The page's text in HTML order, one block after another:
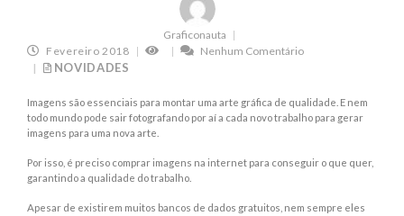
Graficonauta
Fevereiro 2018
Nenhum Comentário
NOVIDADES
Imagens são essenciais para montar uma arte gráfica de qualidade. E nem
todo mundo pode sair fotografando por aí a cada novo trabalho para gerar
imagens para uma nova arte.
Por isso, é preciso comprar imagens na internet para conseguir o que quer,
garantindo a qualidade do trabalho.
Apesar de existirem muitos bancos de dados gratuitos, nem sempre eles